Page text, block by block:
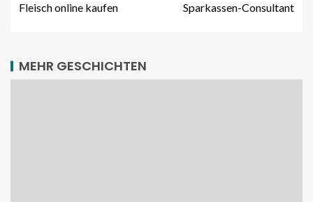
Fleisch online kaufen
Sparkassen-Consultant
MEHR GESCHICHTEN